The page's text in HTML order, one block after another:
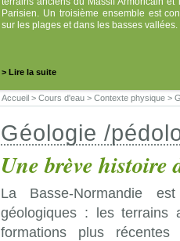
Parisien. Un troisième ensemble est
sur les plages et dans les basses vallées.
> Lire la suite
Accueil > Cours d'eau > Contexte physique >
Géologie /
Une brève histoire
La Basse-Normandie
géologiques : les terrains
formations plus